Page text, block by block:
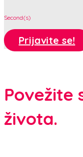
Second(s)
Prijavite se!
Povežite
života.